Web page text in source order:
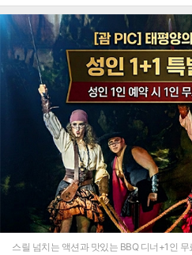
스릴 넘치는 액션과 맛있는 BBQ 디너+1인 무